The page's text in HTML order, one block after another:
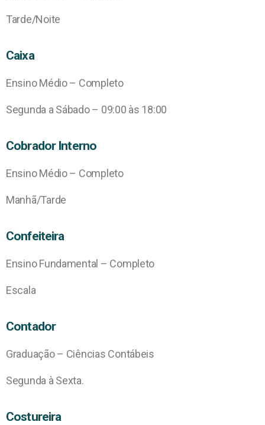
Tarde/Noite
Caixa
Ensino Médio – Completo
Segunda a Sábado – 09:00 às 18:00
Cobrador Interno
Ensino Médio – Completo
Manhã/Tarde
Confeiteira
Ensino Fundamental – Completo
Escala
Contador
Graduação – Ciências Contábeis
Segunda à Sexta.
Costureira